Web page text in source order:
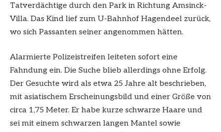
Tatverdächtige durch den Park in Richtung Amsinck-
Villa. Das Kind lief zum U-Bahnhof Hagendeel zurück,
wo sich Passanten seiner angenommen hätten.
Alarmierte Polizeistreifen leiteten sofort eine
Fahndung ein. Die Suche blieb allerdings ohne Erfolg.
Der Gesuchte wird als etwa 25 Jahre alt beschrieben,
mit asiatischem Erscheinungsbild und einer Größe von
circa 1,75 Meter. Er habe kurze schwarze Haare und
sei mit einem schwarzen langen Mantel sowie